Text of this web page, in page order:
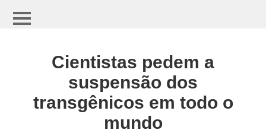
Cientistas pedem a
suspensão dos
transgênicos em todo o
mundo